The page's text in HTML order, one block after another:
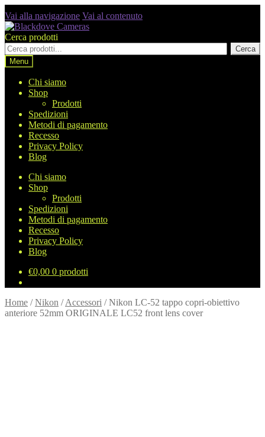
Vai alla navigazione Vai al contenuto
Cerca prodotti
Cerca
Menu
Chi siamo
Shop
Prodotti
Spedizioni
Metodi di pagamento
Recesso
Privacy Policy
Blog
Chi siamo
Shop
Prodotti
Spedizioni
Metodi di pagamento
Recesso
Privacy Policy
Blog
€0,00 0 prodotti
Home /Nikon /Accessori /Nikon LC-52 tappo copri-obiettivo
anteriore 52mm ORIGINALE LC52 front lens cover